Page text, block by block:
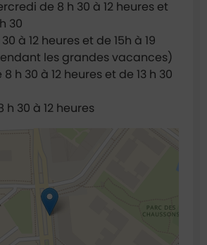
de 8 h 30 à 12 heures et
30
à 12 heures et de 15h à 19
les grandes vacances)
h 30 à 12 heures et de 13 h 30
h 30 à 12 heures